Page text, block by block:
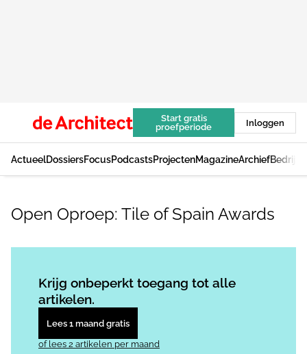
Start gratis
proefperiode
Inloggen
ActueelDossiersFocusPodcastsProjectenMagazineArchief
Open Oproep: Tile of Spain Awards
Krijg onbeperkt toegang tot alle
artikelen.
Lees 1 maand gratis
of lees 2 artikelen per maand